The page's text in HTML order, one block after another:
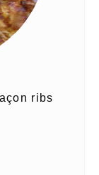
ribs